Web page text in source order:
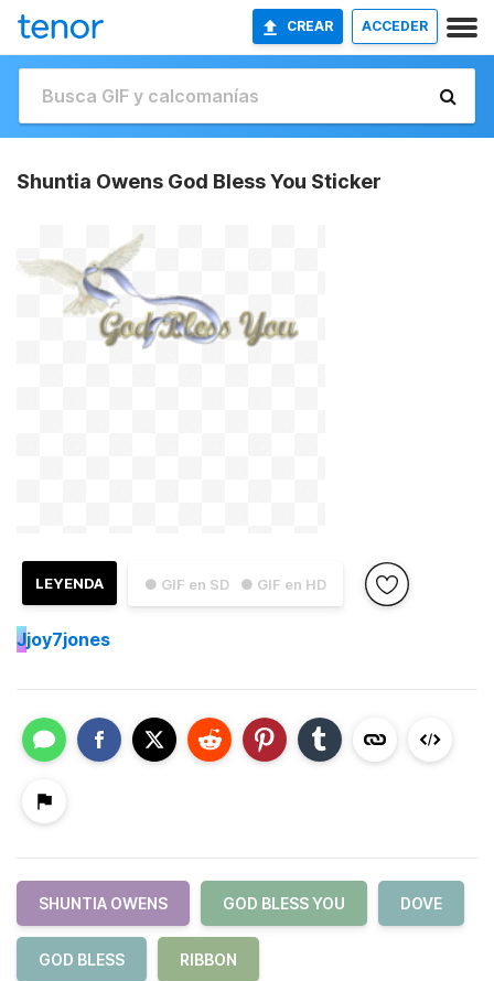
CREAR ACCEDER
Shuntia Owens God Bless You Sticker
● GIF en SD ● GIF en HD
LEYENDA
Jjoy7jones
SHUNTIA OWENS GOD BLESS YOU DOVE
GOD BLESS RIBBON